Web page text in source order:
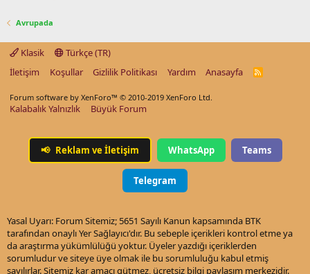
Avrupada
Klasik
Türkçe (TR)
İletişim
Koşullar Gizlilik Politikası Yardım Anasayfa
R
Forum software by XenForo™ © 2010-2019 XenForo Ltd.
Kalabalık Yalnızlık Büyük Forum
📢 Reklam ve İletişim WhatsApp Teams
Telegram
Yasal Uyarı: Forum Sitemiz; 5651 Sayılı Kanun kapsamında BTK
tarafından onaylı Yer Sağlayıcı'dır. Bu sebeple içerikleri kontrol etme ya
da araştırma yükümlülüğü yoktur. Üyeler yazdığı içeriklerden
sorumludur ve siteye üye olmak ile bu sorumluluğu kabul etmiş
sayılırlar. Sitemiz kar amacı gütmez, ücretsiz bilgi paylaşım merkezidir.